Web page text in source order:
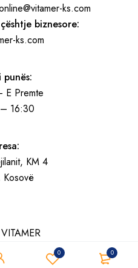
0 0
ks.com
biznesore:
ks.com
E Premte
16:30
KM 4
Kosovë